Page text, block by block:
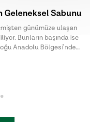
Geleneksel Sabunu
günümüze ulaşan
Bunların başında ise
Anadolu Bölgesi'nde
kimyasal
tercih edilen